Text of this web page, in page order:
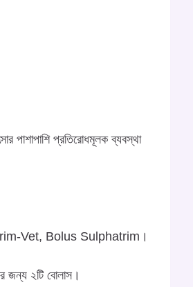
পাশাপাশি প্রতিরোধমূলক ব্যবস্থা
Vet, Bolus Sulphatrim।
জন্য ২টি বোলাস।